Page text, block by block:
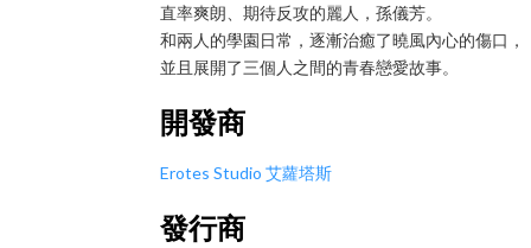
直率爽朗、期待反攻的麗人，孫儀芳。
和兩人的學園日常，逐漸治癒了曉風內心的傷口，
並且展開了三個人之間的青春戀愛故事。
開發商
Erotes Studio 艾蘿塔斯
發行商